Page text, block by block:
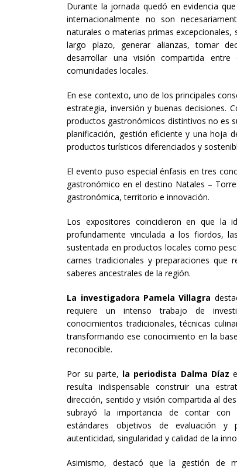
Durante la jornada quedó en evidencia
internacionalmente no son
naturales o materias primas
largo plazo, generar alianzas, tomar
desarrollar una visión compartida
comunidades locales.
En ese contexto, uno de los principales
estrategia, inversión y buenas decisiones.
productos gastronómicos distintivos no es
planificación, gestión eficiente y una hoja
productos turísticos diferenciados y
El evento puso especial énfasis en tres
gastronómico en el destino Natales –
gastronómica, territorio e innovación.
Los expositores coincidieron en que la
profundamente vinculada a los fiordos,
sustentada en productos locales como
carnes tradicionales y preparaciones
saberes ancestrales de la región.
La investigadora Pamela Villagra
requiere un intenso trabajo de
conocimientos tradicionales, técnicas
transformando ese conocimiento en la
reconocible.
Por su parte, la periodista Dalma Díaz
resulta indispensable construir una
dirección, sentido y visión compartida al
subrayó la importancia de contar con
estándares objetivos de evaluación
autenticidad, singularidad y calidad de la
Asimismo, destacó que la gestión de